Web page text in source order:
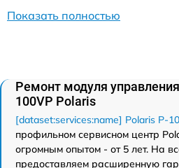
Показать полностью
Ремонт модуля
100VP Polaris
[dataset:services:name] Polaris P-
профильном сервисном центр
огромным опытом - от 5 лет. На
предоставляем расширенную